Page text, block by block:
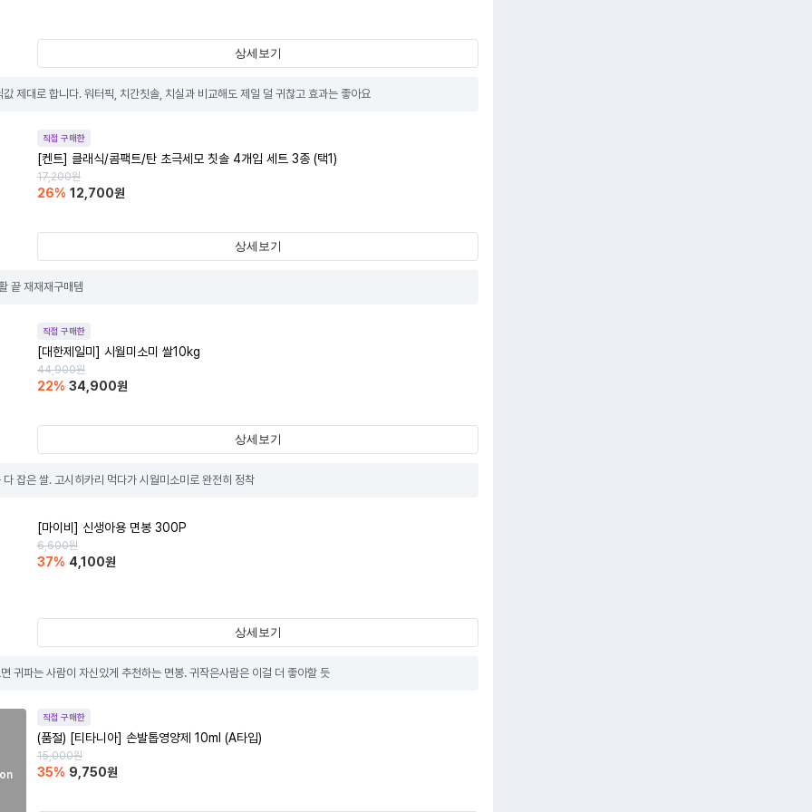
상세보기
값 제대로 합니다. 워터픽, 치간칫솔, 치실과 비교해도 제일 덜 귀찮고 효과는 좋아요
직접 구매한
[켄트] 클래식/콤팩트/탄 초극세모 칫솔 4개입 세트 3종 (택1)
17,200원
26% 12,700원
상세보기
끝 재재재구매템
직접 구매한
[대한제일미] 시월미소미 쌀10kg
44,900원
22% 34,900원
상세보기
다 잡은 쌀. 고시히카리 먹다가 시월미소미로 완전히 정착
[마이비] 신생아용 면봉 300P
6,600원
37% 4,100원
상세보기
귀파는 사람이 자신있게 추천하는 면봉. 귀작은사람은 이걸 더 좋아할 듯
직접 구매한
(품절) [티타니아] 손발톱영양제 10ml (A타입)
15,000원
35% 9,750원